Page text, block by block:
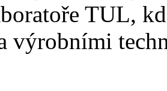
TUL,
výrobními